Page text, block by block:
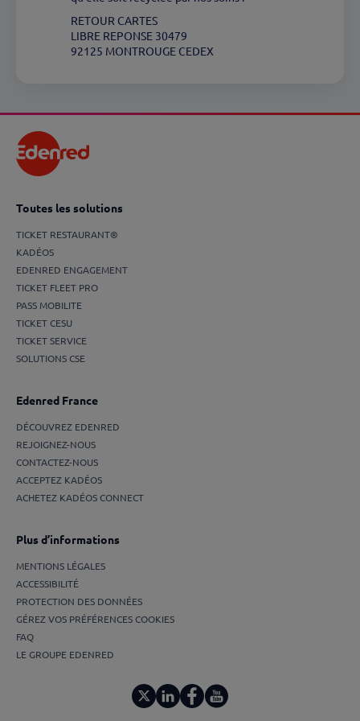
RETOUR CARTES
LIBRE REPONSE 30479
92125 MONTROUGE CEDEX
Toutes les solutions
TICKET RESTAURANT®
KADÉOS
EDENRED ENGAGEMENT
TICKET FLEET PRO
PASS MOBILITE
TICKET CESU
TICKET SERVICE
SOLUTIONS CSE
Edenred France
DÉCOUVREZ EDENRED
REJOIGNEZ-NOUS
CONTACTEZ-NOUS
ACCEPTEZ KADÉOS
ACHETEZ KADÉOS CONNECT
Plus d’informations
MENTIONS LÉGALES
ACCESSIBILITÉ
PROTECTION DES DONNÉES
GÉREZ VOS PRÉFÉRENCES COOKIES
FAQ
LE GROUPE EDENRED